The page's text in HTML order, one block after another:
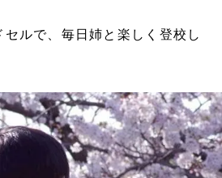
ルで、毎日姉と楽しく登校し